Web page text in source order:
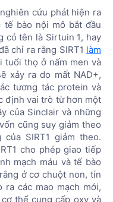
cứu phát hiện ra
tế bào nội mô bắt đầu
có tên là Sirtuin 1, hay
chỉ ra rằng SIRT1
làm
tuổi thọ ở nấm men và
xảy ra do mất NAD+,
tương tác protein và
định vai trò từ hơn một
của Sinclair và những
cũng suy giảm theo
SIRT1 giảm theo.
cho phép giao tiếp
mạch máu và tế bào
ở cơ chuột non, tín
ra các mao mạch mới,
thể cung cấp oxy và